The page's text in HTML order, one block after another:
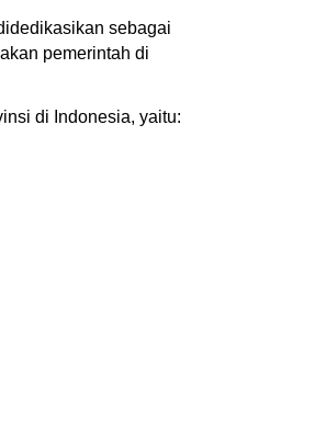
sebagai
pemerintah di
di Indonesia, yaitu: